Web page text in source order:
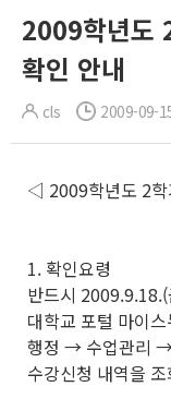
2009학년도
확인 안내
cls 2009-09-
◁ 2009학년도 2
1. 확인요령
반드시
대학교 포털 마이
행정 → 수업관리
수강신청 내역을